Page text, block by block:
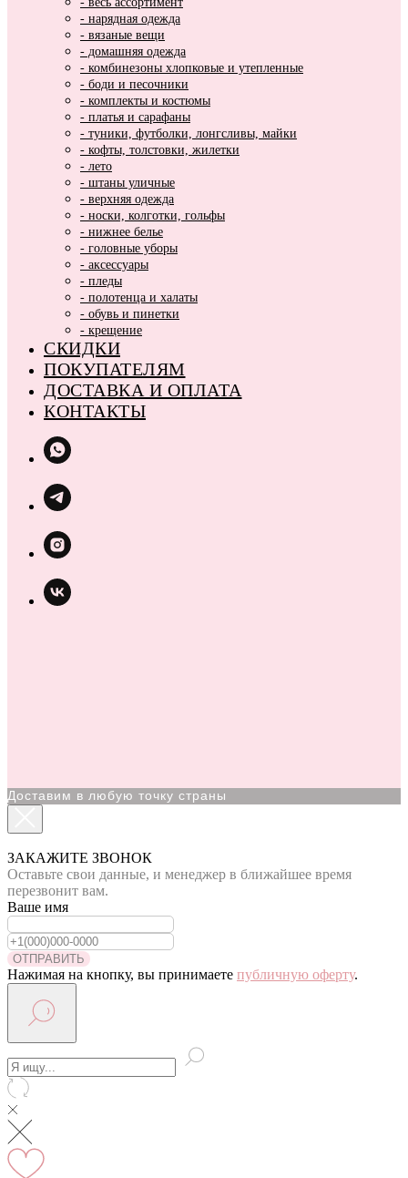
- нарядная одежда
- вязаные вещи
- домашняя одежда
- комбинезоны хлопковые и утепленные
- боди и песочники
- комплекты и костюмы
- платья и сарафаны
- туники, футболки, лонгсливы, майки
- кофты, толстовки, жилетки
- лето
- штаны уличные
- верхняя одежда
- носки, колготки, гольфы
- нижнее белье
- головные уборы
- аксессуары
- пледы
- полотенца и халаты
- обувь и пинетки
- крещение
СКИДКИ
ПОКУПАТЕЛЯМ
ДОСТАВКА И ОПЛАТА
КОНТАКТЫ
Доставим в любую точку страны
Вы на сайте Московского филиала
-5% на первый заказ (товар на скидках не участвует в
акции)
Адрес: г.Москва, мкр Северное Чертаново 1А,
м.Чертановская.
ЗАКАЖИТЕ ЗВОНОК
Оставьте свои данные, и менеджер в ближайшее время
перезвонит вам.
Ваше имя
ОТПРАВИТЬ
Нажимая на кнопку, вы принимаете публичную оферту.